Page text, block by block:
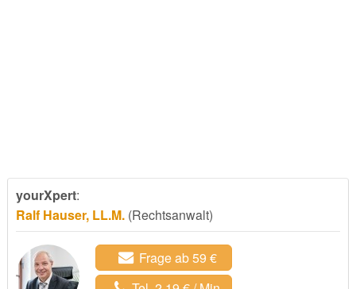
yourXpert:
Ralf Hauser, LL.M.(Rechtsanwalt)
Frage ab 59 €